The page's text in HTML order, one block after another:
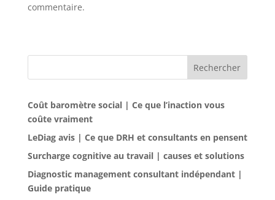
commentaire.
Rechercher
Coût baromètre social | Ce que l’inaction vous
coûte vraiment
LeDiag avis | Ce que DRH et consultants en pensent
Surcharge cognitive au travail | causes et solutions
Diagnostic management consultant indépendant |
Guide pratique